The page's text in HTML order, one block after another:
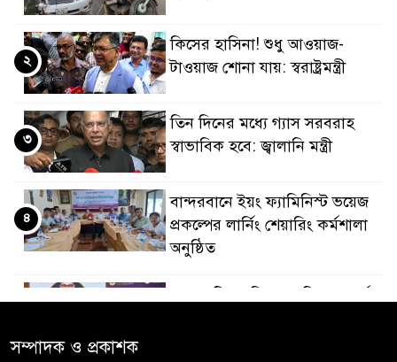
কিসের হাসিনা! শুধু আওয়াজ-
টাওয়াজ শোনা যায়: স্বরাষ্ট্রমন্ত্রী
২
তিন দিনের মধ্যে গ্যাস সরবরাহ
স্বাভাবিক হবে: জ্বালানি মন্ত্রী
৩
বান্দরবানে ইয়ং ফ্যামিনিস্ট ভয়েজ
প্রকল্পের লার্নিং শেয়ারিং কর্মশালা
অনুষ্ঠিত
৪
সম্পাদক ও প্রকাশক